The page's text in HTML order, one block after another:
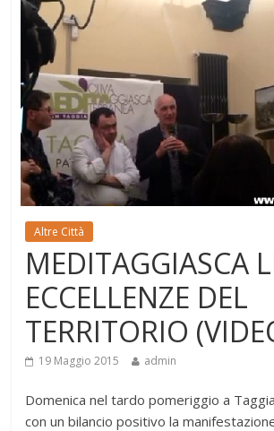
Altre Città
MEDITAGGIASCA
ECCELLENZE DEL
TERRITORIO
19 Maggio 2015 admin
Domenica nel tardo pomeriggio a
con un bilancio positivo la